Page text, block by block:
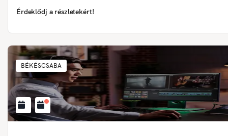
Érdeklődj a részletekért!
BÉKÉSCSABA